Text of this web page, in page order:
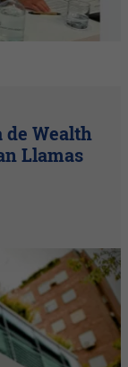
de Wealth
Llamas